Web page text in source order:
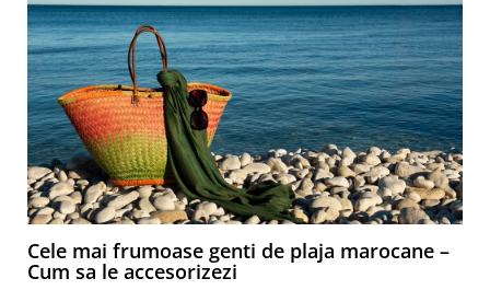
Cele mai frumoase genti de plaja marocane –
Cum sa le accesorizezi